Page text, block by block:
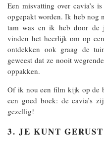
Een misvatting over cavia’s
opgepakt worden. Ik heb nog
tam was en ik heb door de
vinden het heerlijk om op
ontdekken ook graag de
geweest dat ze nooit
oppakken.
Of ik nou een film kijk op de
een goed boek: de cavia’s
gezellig!
3. JE KUNT